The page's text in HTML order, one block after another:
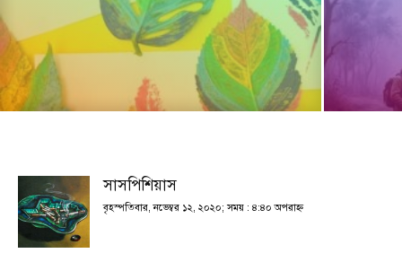
সাসপিশিয়াস
বৃহস্পতিবার, নভেম্বর ১২, ২০২০; সময় : ৪:৪০ অপরাহ্ণ